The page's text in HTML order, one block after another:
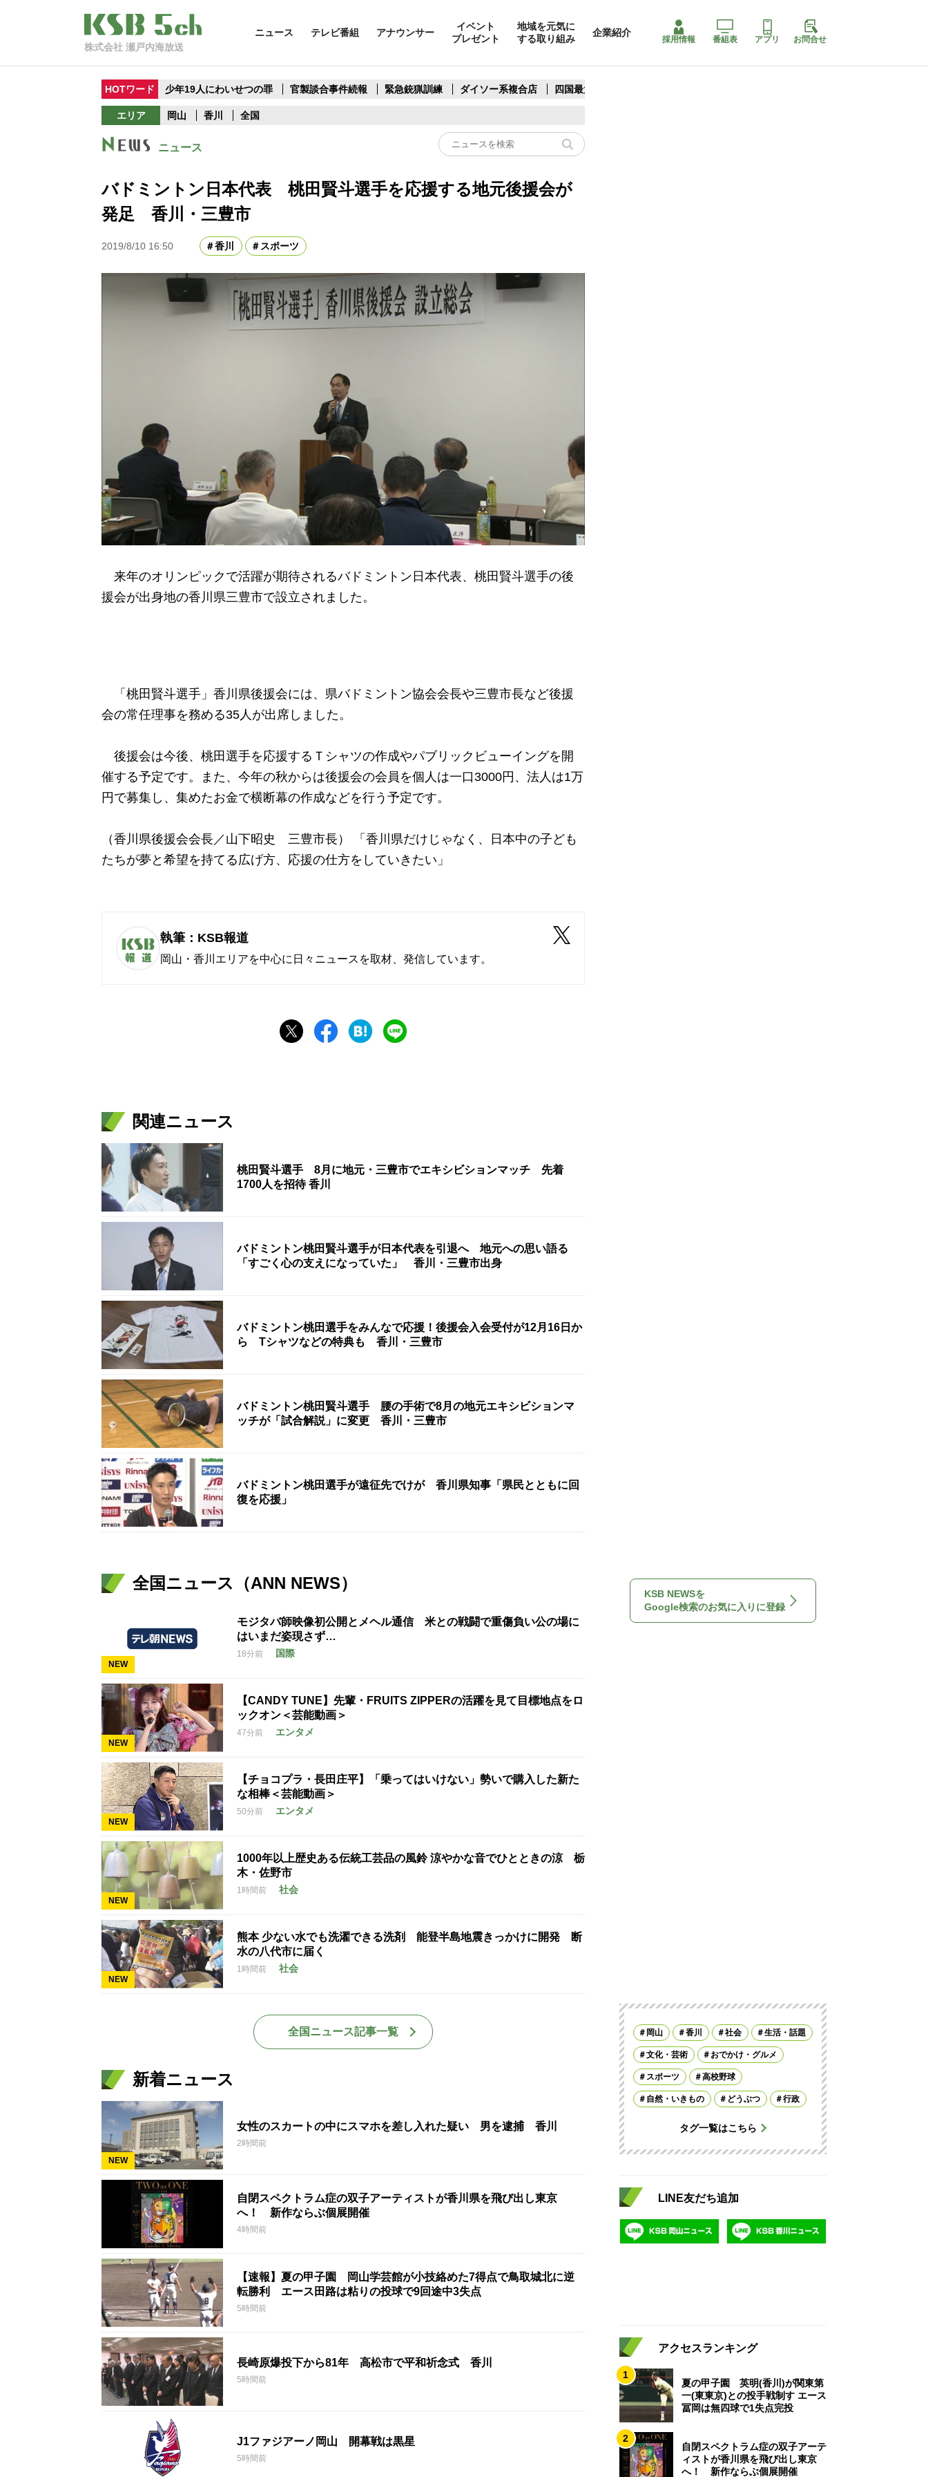
株式会社 瀬戸内海放送
ニュース テレビ番組 アナウンサー
イベント
プレゼント
地域を元気に
する取り組み
企業紹介
採用情報 番組表 アプリ お問合せ
HOTワード 少年19人にわいせつの罪 官製談合事件続報 緊急銃猟訓練 ダイソー系複合店 四国最大スリコ
エリア 岡山 香川 全国
ニュース
バドミントン日本代表 桃田賢斗選手を応援する地元後援会が
発足 香川・三豊市
2019/8/10 16:50 香川 スポーツ
来年のオリンピックで活躍が期待されるバドミントン日本代表、桃田賢斗選手の後
援会が出身地の香川県三豊市で設立されました。
「桃田賢斗選手」香川県後援会には、県バドミントン協会会長や三豊市長など後援
会の常任理事を務める35人が出席しました。
後援会は今後、桃田選手を応援するＴシャツの作成やパブリックビューイングを開
催する予定です。また、今年の秋からは後援会の会員を個人は一口3000円、法人は1万
円で募集し、集めたお金で横断幕の作成などを行う予定です。
（香川県後援会会長／山下昭史 三豊市長） 「香川県だけじゃなく、日本中の子ども
たちが夢と希望を持てる広げ方、応援の仕方をしていきたい」
執筆：KSB報道
岡山・香川エリアを中心に日々ニュースを取材、発信しています。
関連ニュース
桃田賢斗選手 8月に地元・三豊市でエキシビションマッチ 先着
1700人を招待 香川
バドミントン桃田賢斗選手が日本代表を引退へ 地元への思い語る
「すごく心の支えになっていた」 香川・三豊市出身
バドミントン桃田選手をみんなで応援！後援会入会受付が12月16日か
ら Tシャツなどの特典も 香川・三豊市
バドミントン桃田賢斗選手 腰の手術で8月の地元エキシビションマ
ッチが「試合解説」に変更 香川・三豊市
バドミントン桃田選手が遠征先でけが 香川県知事「県民とともに回
復を応援」
全国ニュース（ANN NEWS）
NEW
モジタバ師映像初公開とメヘル通信 米との戦闘で重傷負い公の場に
はいまだ姿現さず…
18分前 国際
NEW
【CANDY TUNE】先輩・FRUITS ZIPPERの活躍を見て目標地点をロ
ックオン＜芸能動画＞
47分前 エンタメ
NEW
【チョコプラ・長田庄平】「乗ってはいけない」勢いで購入した新た
な相棒＜芸能動画＞
50分前 エンタメ
NEW
1000年以上歴史ある伝統工芸品の風鈴 涼やかな音でひとときの涼 栃
木・佐野市
1時間前 社会
NEW
熊本 少ない水でも洗濯できる洗剤 能登半島地震きっかけに開発 断
水の八代市に届く
1時間前 社会
全国ニュース記事一覧
新着ニュース
NEW
女性のスカートの中にスマホを差し入れた疑い 男を逮捕 香川
2時間前
自閉スペクトラム症の双子アーティストが香川県を飛び出し東京
へ！ 新作ならぶ個展開催
4時間前
【速報】夏の甲子園 岡山学芸館が小技絡めた7得点で鳥取城北に逆
転勝利 エース田路は粘りの投球で9回途中3失点
5時間前
長崎原爆投下から81年 高松市で平和祈念式 香川
5時間前
J1ファジアーノ岡山 開幕戦は黒星
5時間前
KSB NEWSを
Google検索のお気に入りに登録
岡山 香川 社会 生活・話題
文化・芸術 おでかけ・グルメ
スポーツ 高校野球
自然・いきもの どうぶつ 行政
タグ一覧はこちら
LINE友だち追加
アクセスランキング
1
夏の甲子園 英明(香川)が関東第
一(東東京)との投手戦制す エース
冨岡は無四球で1失点完投
2
自閉スペクトラム症の双子アーテ
ィストが香川県を飛び出し東京
へ！ 新作ならぶ個展開催